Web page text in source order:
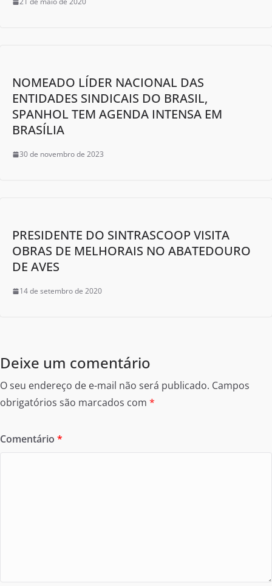
NOMEADO LÍDER NACIONAL DAS
ENTIDADES SINDICAIS DO BRASIL,
SPANHOL TEM AGENDA INTENSA EM
BRASÍLIA
30 de novembro de 2023
PRESIDENTE DO SINTRASCOOP VISITA
OBRAS DE MELHORAIS NO ABATEDOURO
DE AVES
14 de setembro de 2020
Deixe um comentário
O seu endereço de e-mail não será publicado. Campos
obrigatórios são marcados com *
Comentário *